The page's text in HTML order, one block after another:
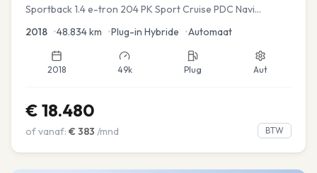
Sportback 1.4 e-tron 204 PK Sport Cruise PDC Navi
2018 •48.834km •Plug-in Hybride •Automaat
2018 49k Plug Aut
€ 18.480
of vanaf: € 383 /mnd BTW